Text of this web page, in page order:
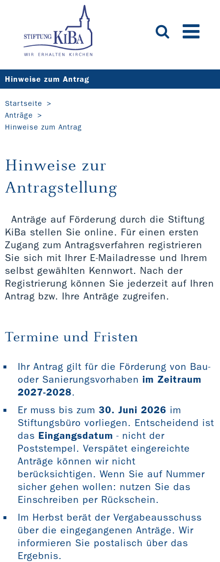
Hinweise zum Antrag
Startseite
Anträge
Hinweise zum Antrag
Hinweise zur
Antragstellung
Anträge auf Förderung durch die Stiftung
KiBa stellen Sie online. Für einen ersten
Zugang zum Antragsverfahren registrieren
Sie sich mit Ihrer E-Mailadresse und Ihrem
selbst gewählten Kennwort. Nach der
Registrierung können Sie jederzeit auf Ihren
Antrag bzw. Ihre Anträge zugreifen.
Termine und Fristen
Ihr Antrag gilt für die Förderung von Bau-
oder Sanierungsvorhaben im Zeitraum
2027-2028.
Er muss bis zum 30. Juni 2026 im
Stiftungsbüro vorliegen. Entscheidend ist
das Eingangsdatum - nicht der
Poststempel. Verspätet eingereichte
Anträge können wir nicht
berücksichtigen. Wenn Sie auf Nummer
sicher gehen wollen: nutzen Sie das
Einschreiben per Rückschein.
Im Herbst berät der Vergabeausschuss
über die eingegangenen Anträge. Wir
informieren Sie postalisch über das
Ergebnis.